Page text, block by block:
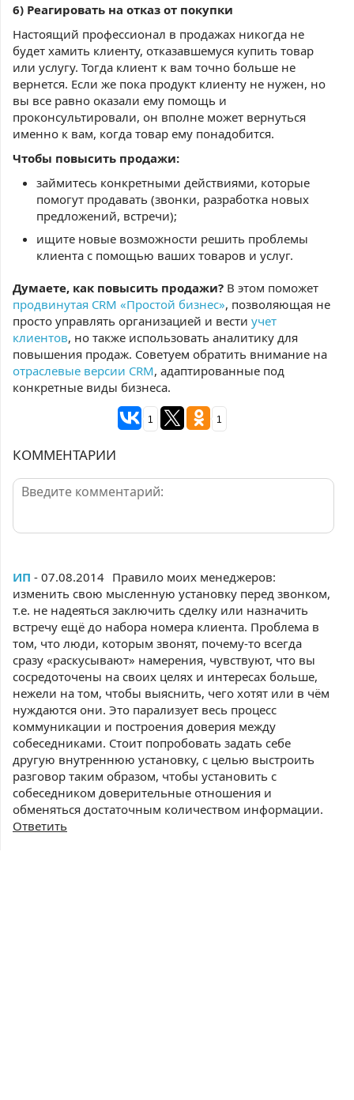
6) Реагировать на отказ от покупки
Настоящий профессионал в продажах никогда не
будет хамить клиенту, отказавшемуся купить товар
или услугу. Тогда клиент к вам точно больше не
вернется. Если же пока продукт клиенту не нужен, но
вы все равно оказали ему помощь и
проконсультировали, он вполне может вернуться
именно к вам, когда товар ему понадобится.
Чтобы повысить продажи:
займитесь конкретными действиями, которые
помогут продавать (звонки, разработка новых
предложений, встречи);
ищите новые возможности решить проблемы
клиента с помощью ваших товаров и услуг.
Думаете, как повысить продажи? В этом поможет
продвинутая CRM «Простой бизнес», позволяющая не
просто управлять организацией и вести учет
клиентов, но также использовать аналитику для
повышения продаж. Советуем обратить внимание на
отраслевые версии CRM, адаптированные под
конкретные виды бизнеса.
1 1
КОММЕНТАРИИ
ИП - 07.08.2014 Правило моих менеджеров:
изменить свою мысленную установку перед звонком,
т.е. не надеяться заключить сделку или назначить
встречу ещё до набора номера клиента. Проблема в
том, что люди, которым звонят, почему-то всегда
сразу «раскусывают» намерения, чувствуют, что вы
сосредоточены на своих целях и интересах больше,
нежели на том, чтобы выяснить, чего хотят или в чём
нуждаются они. Это парализует весь процесс
коммуникации и построения доверия между
собеседниками. Стоит попробовать задать себе
другую внутреннюю установку, с целью выстроить
разговор таким образом, чтобы установить с
собеседником доверительные отношения и
обменяться достаточным количеством информации.
Ответить